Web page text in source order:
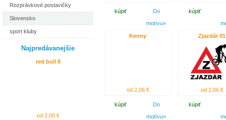
Rozprávkové postavičky
Slovensko
sport kluby
Najpredávanejšie
red bull 8
od 2,00 €
kúpiť
Do
motívu»
kúpiť
Kenny
od 2,06 €
kúpiť
Do
motívu»
Zjazdár 01
od 2,06 €
kúpiť